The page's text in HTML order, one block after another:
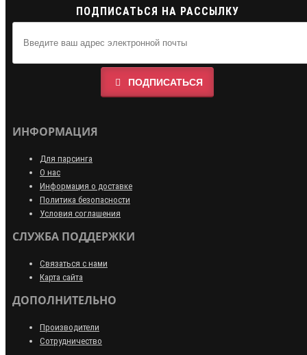
ПОДПИСАТЬСЯ НА РАССЫЛКУ
ПОДПИСАТЬСЯ
ИНФОРМАЦИЯ
Для парсинга
О нас
Информация о доставке
Политика безопасности
Условия соглашения
СЛУЖБА ПОДДЕРЖКИ
Связаться с нами
Карта сайта
ДОПОЛНИТЕЛЬНО
Производители
Сотрудничество